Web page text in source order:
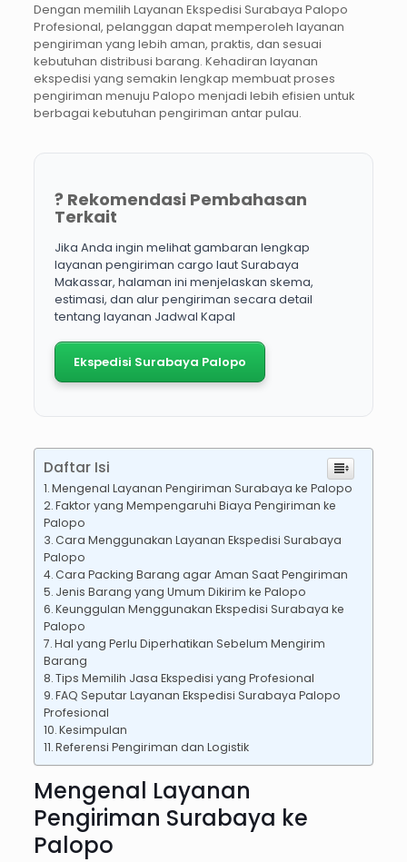
Dengan memilih Layanan Ekspedisi Surabaya Palopo
Profesional, pelanggan dapat memperoleh layanan
pengiriman yang lebih aman, praktis, dan sesuai
kebutuhan distribusi barang. Kehadiran layanan
ekspedisi yang semakin lengkap membuat proses
pengiriman menuju Palopo menjadi lebih efisien untuk
berbagai kebutuhan pengiriman antar pulau.
? Rekomendasi Pembahasan
Terkait
Jika Anda ingin melihat gambaran lengkap
layanan pengiriman cargo laut Surabaya
Makassar, halaman ini menjelaskan skema,
estimasi, dan alur pengiriman secara detail
tentang layanan Jadwal Kapal
Ekspedisi Surabaya Palopo
Daftar Isi
Mengenal Layanan Pengiriman Surabaya ke Palopo
Faktor yang Mempengaruhi Biaya Pengiriman ke
Palopo
Cara Menggunakan Layanan Ekspedisi Surabaya
Palopo
Cara Packing Barang agar Aman Saat Pengiriman
Jenis Barang yang Umum Dikirim ke Palopo
Keunggulan Menggunakan Ekspedisi Surabaya ke
Palopo
Hal yang Perlu Diperhatikan Sebelum Mengirim
Barang
Tips Memilih Jasa Ekspedisi yang Profesional
FAQ Seputar Layanan Ekspedisi Surabaya Palopo
Profesional
Kesimpulan
Referensi Pengiriman dan Logistik
Mengenal Layanan
Pengiriman Surabaya ke
Palopo